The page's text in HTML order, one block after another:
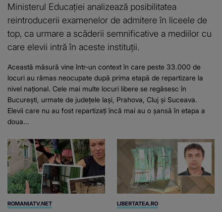
Ministerul Educației analizează posibilitatea
reintroducerii examenelor de admitere în liceele de
top, ca urmare a scăderii semnificative a mediilor cu
care elevii intră în aceste instituții.
Această măsură vine într-un context în care peste 33.000 de
locuri au rămas neocupate după prima etapă de repartizare la
nivel național. Cele mai multe locuri libere se regăsesc în
București, urmate de județele Iași, Prahova, Cluj și Suceava.
Elevii care nu au fost repartizați încă mai au o șansă în etapa a
doua...
ROMANIATV.NET LIBERTATEA.RO